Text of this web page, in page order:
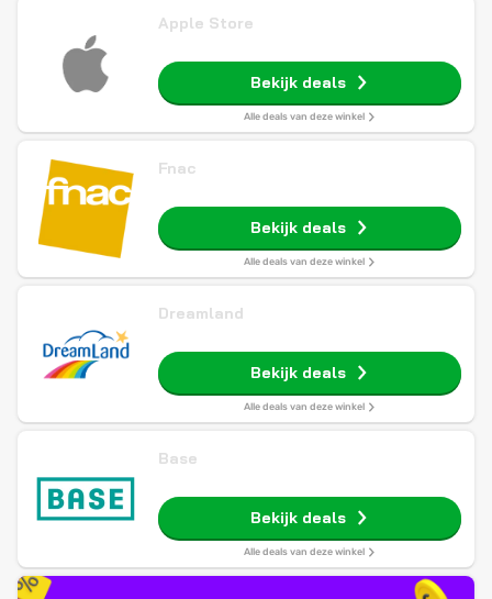
Apple Store
Bekijk deals
Alle deals van deze winkel
Fnac
Bekijk deals
Alle deals van deze winkel
Dreamland
Bekijk deals
Alle deals van deze winkel
Base
Bekijk deals
Alle deals van deze winkel